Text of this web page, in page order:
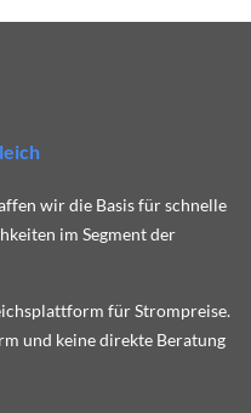
wir die Basis für schnelle
im Segment der
für Strompreise.
und keine direkte Beratung